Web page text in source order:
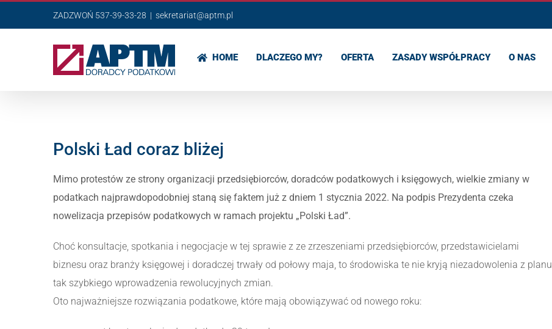
do
ZADZWOŃ 537-39-33-28 | sekretariat@aptm.pl
HOME DLACZEGO MY? OFERTA ZASADY WSPÓŁPRACY O NAS
Polski Ład coraz bliżej
Mimo protestów ze strony organizacji przedsiębiorców, doradców podatkowych i księgowych, wielkie zmiany w
podatkach najprawdopodobniej staną się faktem już z dniem 1 stycznia 2022. Na podpis Prezydenta czeka
nowelizacja przepisów podatkowych w ramach projektu „Polski Ład”.
Choć konsultacje, spotkania i negocjacje w tej sprawie z ze zrzeszeniami przedsiębiorców, przedstawicielami
biznesu oraz branży księgowej i doradczej trwały od połowy maja, to środowiska te nie kryją niezadowolenia z planu
tak szybkiego wprowadzenia rewolucyjnych zmian.
Oto najważniejsze rozwiązania podatkowe, które mają obowiązywać od nowego roku: